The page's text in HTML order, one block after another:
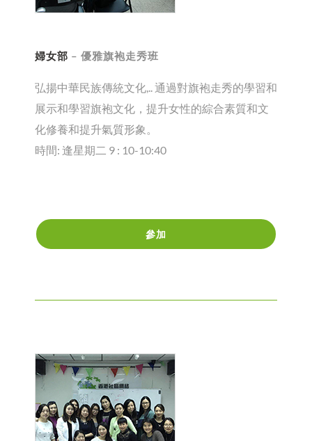
婦女部 – 優雅旗袍走秀班
弘揚中華民族傳統文化,.. 通過對旗袍走秀的學習和
展示和學習旗袍文化，提升女性的綜合素質和文
化修養和提升氣質形象。
時間: 逢星期二 9 : 10-10:40
參加